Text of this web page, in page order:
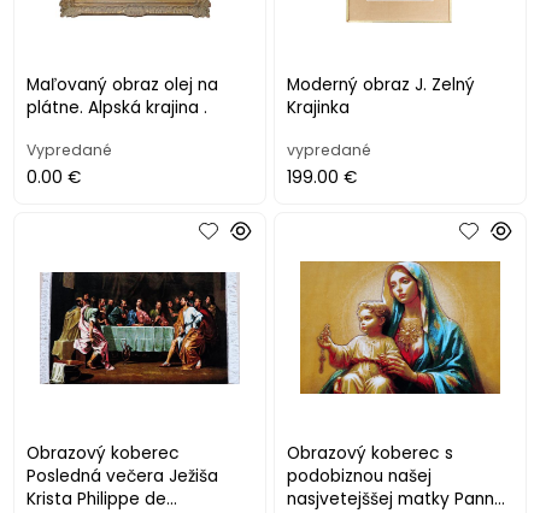
Maľovaný obraz olej na
plátne. Alpská krajina .
Vypredané
0.00 €
Moderný obraz J. Zelný
Krajinka
vypredané
199.00 €
Obrazový koberec
Posledná večera Ježiša
Krista Philippe de
Obrazový koberec s
podobiznou našej
nasjvetejššej matky Panny